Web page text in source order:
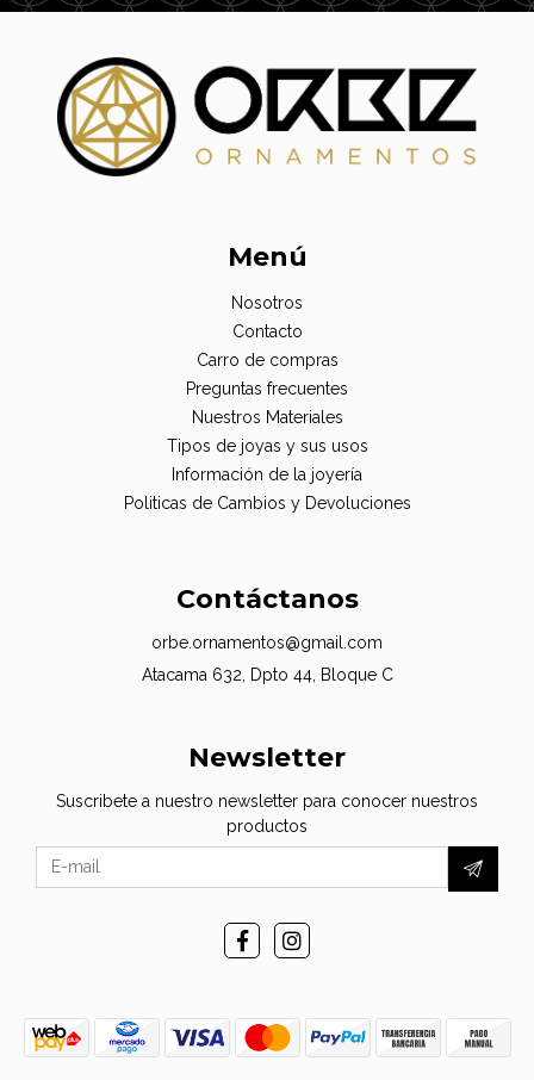
Menú
Nosotros
Contacto
Carro de compras
Preguntas frecuentes
Nuestros Materiales
Tipos de joyas y sus usos
Información de la joyería
Politicas de Cambios y Devoluciones
Contáctanos
orbe.ornamentos@gmail.com
Atacama 632, Dpto 44, Bloque C
Newsletter
Suscribete a nuestro newsletter para conocer nuestros
productos